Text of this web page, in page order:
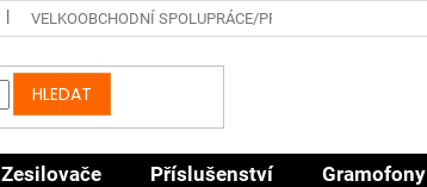
VELKOOBCHODNÍ SPOLUPRÁCE/PRODEJCI
HLEDAT
Zesilovače Příslušenství Gramofony